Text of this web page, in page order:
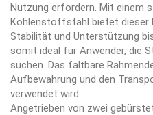
Nutzung erfordern. Mit einem
Kohlenstoffstahl bietet dieser
Stabilität und Unterstützung
somit ideal für Anwender, die
suchen. Das faltbare
Aufbewahrung und den
verwendet wird.
Angetrieben von zwei